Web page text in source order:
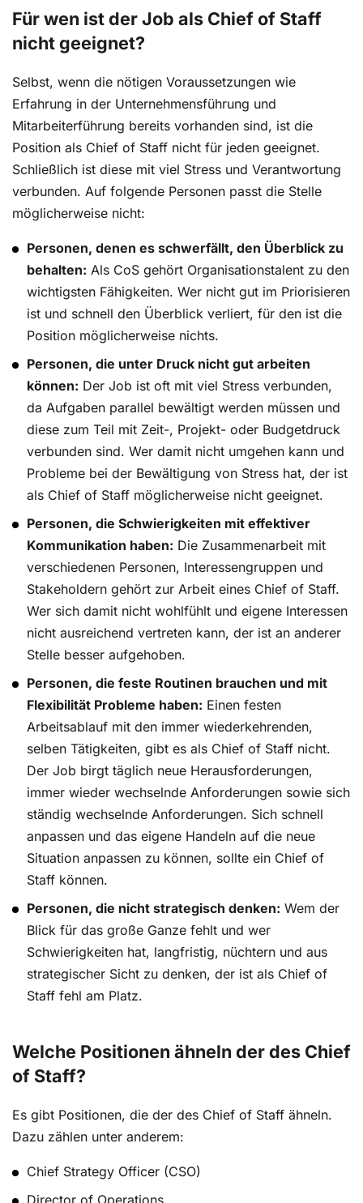
Für wen ist der Job als Chief of Staff
nicht geeignet?
Selbst, wenn die nötigen Voraussetzungen wie
Erfahrung in der Unternehmensführung und
Mitarbeiterführung bereits vorhanden sind, ist die
Position als Chief of Staff nicht für jeden geeignet.
Schließlich ist diese mit viel Stress und Verantwortung
verbunden. Auf folgende Personen passt die Stelle
möglicherweise nicht:
Personen, denen es schwerfällt, den Überblick zu
behalten: Als CoS gehört Organisationstalent zu den
wichtigsten Fähigkeiten. Wer nicht gut im Priorisieren
ist und schnell den Überblick verliert, für den ist die
Position möglicherweise nichts.
Personen, die unter Druck nicht gut arbeiten
können: Der Job ist oft mit viel Stress verbunden,
da Aufgaben parallel bewältigt werden müssen und
diese zum Teil mit Zeit-, Projekt- oder Budgetdruck
verbunden sind. Wer damit nicht umgehen kann und
Probleme bei der Bewältigung von Stress hat, der ist
als Chief of Staff möglicherweise nicht geeignet.
Personen, die Schwierigkeiten mit effektiver
Kommunikation haben: Die Zusammenarbeit mit
verschiedenen Personen, Interessengruppen und
Stakeholdern gehört zur Arbeit eines Chief of Staff.
Wer sich damit nicht wohlfühlt und eigene Interessen
nicht ausreichend vertreten kann, der ist an anderer
Stelle besser aufgehoben.
Personen, die feste Routinen brauchen und mit
Flexibilität Probleme haben: Einen festen
Arbeitsablauf mit den immer wiederkehrenden,
selben Tätigkeiten, gibt es als Chief of Staff nicht.
Der Job birgt täglich neue Herausforderungen,
immer wieder wechselnde Anforderungen sowie sich
ständig wechselnde Anforderungen. Sich schnell
anpassen und das eigene Handeln auf die neue
Situation anpassen zu können, sollte ein Chief of
Staff können.
Personen, die nicht strategisch denken: Wem der
Blick für das große Ganze fehlt und wer
Schwierigkeiten hat, langfristig, nüchtern und aus
strategischer Sicht zu denken, der ist als Chief of
Staff fehl am Platz.
Welche Positionen ähneln der des Chief
of Staff?
Es gibt Positionen, die der des Chief of Staff ähneln.
Dazu zählen unter anderem:
Chief Strategy Officer (CSO)
Director of Operations